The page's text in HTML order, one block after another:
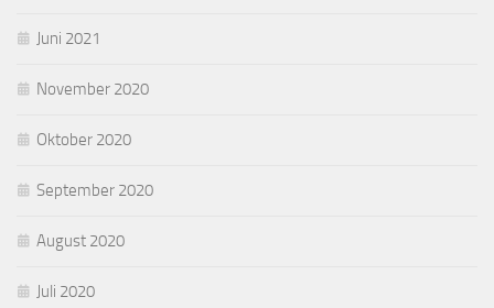
Juni 2021
November 2020
Oktober 2020
September 2020
August 2020
Juli 2020